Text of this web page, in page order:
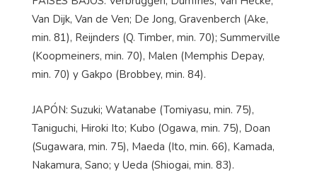
Van Dijk, Van de Ven; De Jong, Gravenberch (Ake,
min. 81), Reijnders (Q. Timber, min. 70); Summerville
(Koopmeiners, min. 70), Malen (Memphis Depay,
min. 70) y Gakpo (Brobbey, min. 84).
JAPÓN: Suzuki; Watanabe (Tomiyasu, min. 75),
Taniguchi, Hiroki Ito; Kubo (Ogawa, min. 75), Doan
(Sugawara, min. 75), Maeda (Ito, min. 66), Kamada,
Nakamura, Sano; y Ueda (Shiogai, min. 83).